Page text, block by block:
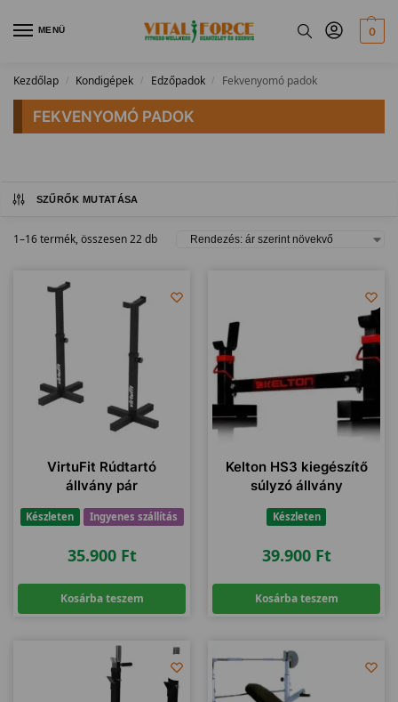
MENÜ 0
Kezdőlap / Kondigépek / Edzőpadok / Fekvenyomó padok
FEKVENYOMÓ PADOK
SZŰRŐK MUTATÁSA
1–16 termék, összesen 22 db
VirtuFit Rúdtartó
állvány pár
Készleten Ingyenes szállítás
35.900 Ft
Kosárba teszem
Kelton HS3 kiegészítő
súlyzó állvány
Készleten
39.900 Ft
Kosárba teszem